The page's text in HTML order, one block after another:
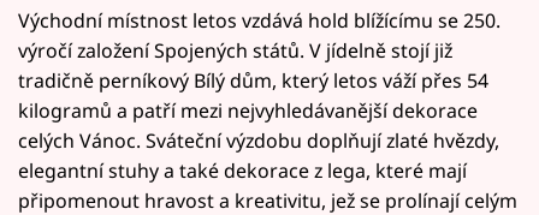
Východní místnost letos vzdává hold blížícímu se 250.
výročí založení Spojených států. V jídelně stojí již
tradičně perníkový Bílý dům, který letos váží přes 54
kilogramů a patří mezi nejvyhledávanější dekorace
celých Vánoc. Sváteční výzdobu doplňují zlaté hvězdy,
elegantní stuhy a také dekorace z lega, které mají
připomenout hravost a kreativitu, jež se prolínají celým